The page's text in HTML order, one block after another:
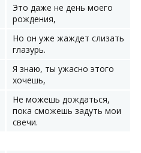
Это даже не день моего
рождения,
Но он уже жаждет слизать
глазурь.
Я знаю, ты ужасно этого
хочешь,
Не можешь дождаться,
пока сможешь задуть мои
свечи.